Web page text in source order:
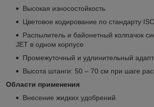
Высокая износостойкость
Цветовое кодирование по стандарту ISO
Распылитель и байонетный колпачок
JET в одном корпусе
Промежуточный и удлинительный
Высота штанги: 50 – 70 см при шаге
Области применения
Внесение жидких удобрений